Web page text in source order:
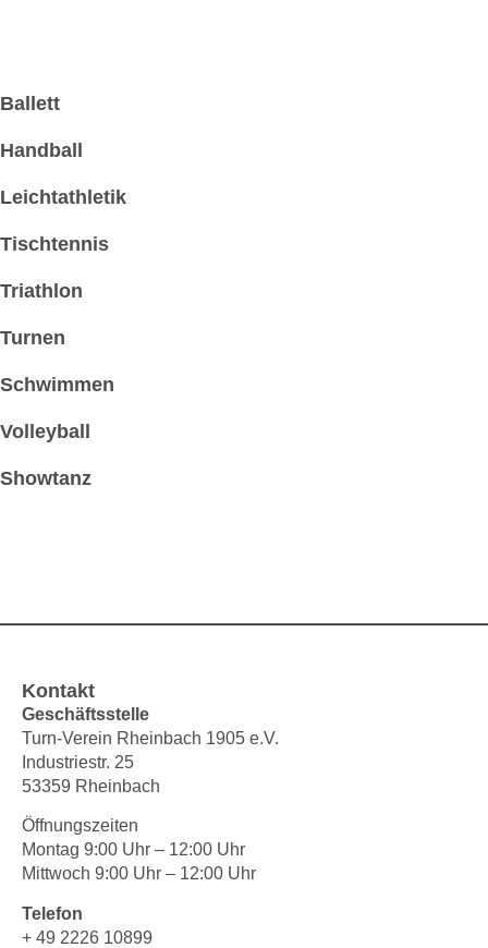
Ballett
Handball
Leichtathletik
Tischtennis
Triathlon
Turnen
Schwimmen
Volleyball
Showtanz
Kontakt
Geschäftsstelle
Turn-Verein Rheinbach 1905 e.V.
Industriestr. 25
53359 Rheinbach
Öffnungszeiten
Montag 9:00 Uhr – 12:00 Uhr
Mittwoch 9:00 Uhr – 12:00 Uhr
Telefon
+ 49 2226 10899